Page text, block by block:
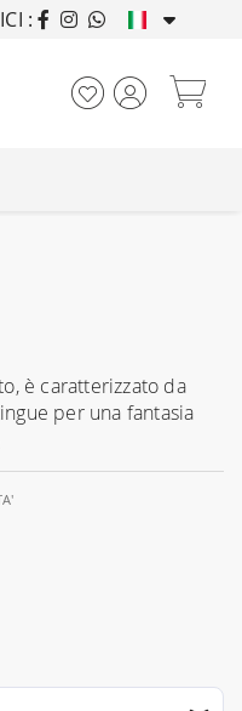
ARREDANDO CASE
:
è caratterizzato da
per una fantasia